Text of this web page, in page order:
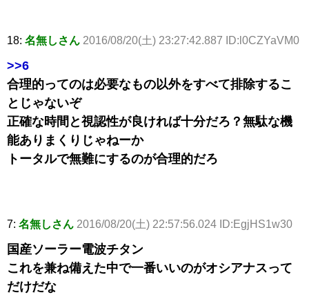
18: 名無しさん 2016/08/20(土) 23:27:42.887 ID:l0CZYaVM0
>>6
合理的ってのは必要なもの以外をすべて排除するこ
とじゃないぞ
正確な時間と視認性が良ければ十分だろ？無駄な機
能ありまくりじゃねーか
トータルで無難にするのが合理的だろ
7: 名無しさん 2016/08/20(土) 22:57:56.024 ID:EgjHS1w30
国産ソーラー電波チタン
これを兼ね備えた中で一番いいのがオシアナスって
だけだな